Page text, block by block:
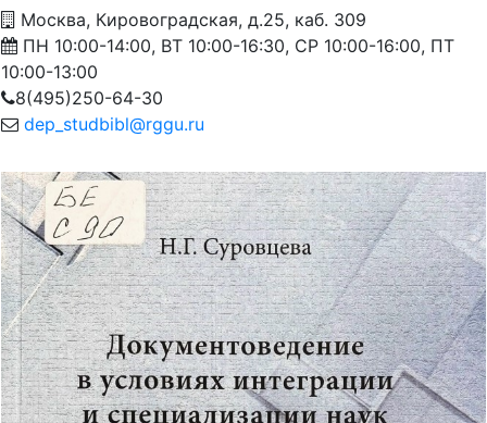
Москва, Кировоградская, д.25, каб. 309
ПН 10:00-14:00, ВТ 10:00-16:30, СР 10:00-16:00, ПТ
10:00-13:00
8(495)250-64-30
dep_studbibl@rggu.ru